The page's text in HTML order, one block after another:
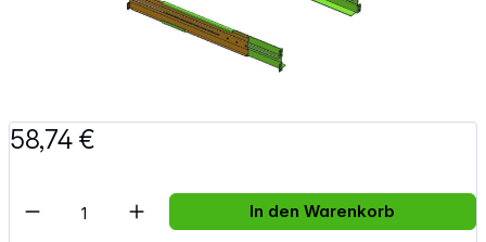
58,74 €
Artikel Anzahl: Gib den gewünschten
In den Warenkorb